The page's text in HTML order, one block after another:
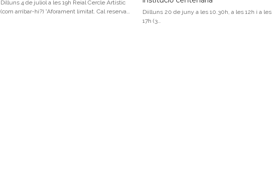
Dilluns 4 de juliol a les 19h Reial Cercle Artístic
(com arribar-hi?) *Aforament limitat. Cal reserva…
Diilluns 20 de juny a les 10.30h, a les 12h i a les
17h (3…